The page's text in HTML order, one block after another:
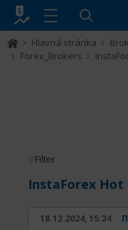
Hlavná stránka
Forex_Brokers
Filter
InstaForex Hot
18.12.2024, 15:24